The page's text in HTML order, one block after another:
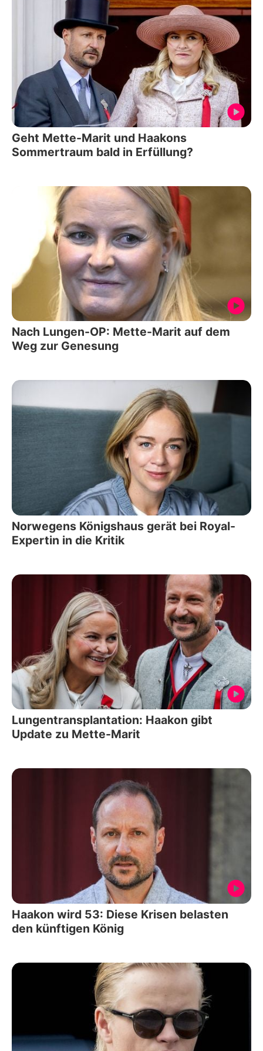
Geht Mette-Marit und Haakons
Sommertraum bald in Erfüllung?
Nach Lungen-OP: Mette-Marit auf dem
Weg zur Genesung
Norwegens Königshaus gerät bei Royal-
Expertin in die Kritik
Lungentransplantation: Haakon gibt
Update zu Mette-Marit
Haakon wird 53: Diese Krisen belasten
den künftigen König